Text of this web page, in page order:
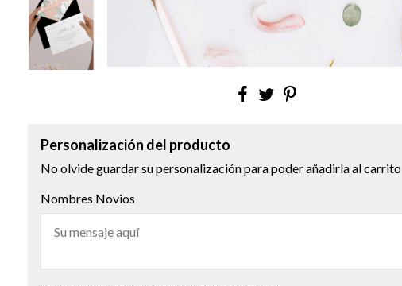
Personalización del producto
No olvide guardar su personalización para poder añadirla al carrito
Nombres Novios